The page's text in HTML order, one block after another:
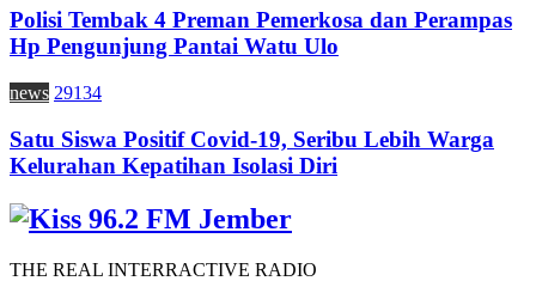
Polisi Tembak 4 Preman Pemerkosa dan Perampas
Hp Pengunjung Pantai Watu Ulo
news 29134
Satu Siswa Positif Covid-19, Seribu Lebih Warga
Kelurahan Kepatihan Isolasi Diri
THE REAL INTERRACTIVE RADIO